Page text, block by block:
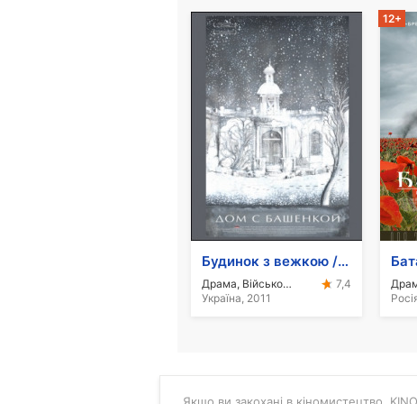
Будинок з вежкою / ОМКФ
Драма, Військовий
Україна, 2011
7,4
12+